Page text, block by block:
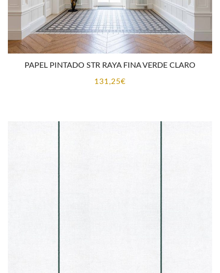
PAPEL PINTADO STR RAYA FINA VERDE CLARO
131,25€